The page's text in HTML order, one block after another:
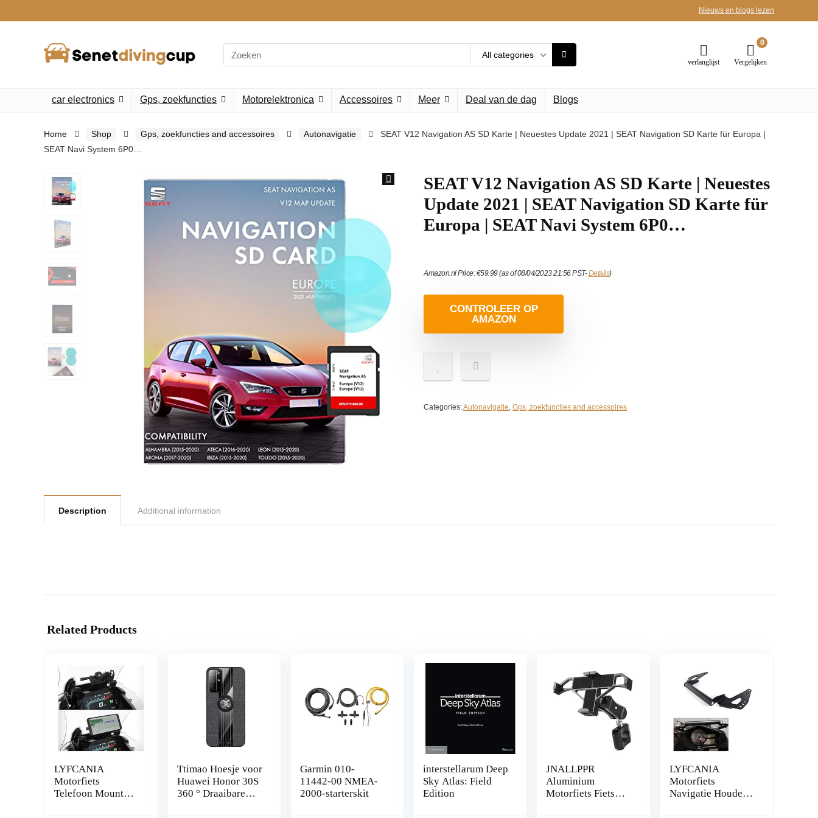
Nieuws en blogs lezen
Search
for:
All categories
verlanglijst
0
Vergelijken
car electronics Gps, zoekfuncties Motorelektronica Accessoires Meer Deal van de dag Blogs
Home Shop Gps, zoekfuncties and accessoires Autonavigatie
SEAT V12 Navigation AS SD Karte | Neuestes Update 2021 | SEAT Navigation SD Karte für Europa |
SEAT Navi System 6P0…
SEAT V12 Navigation AS SD Karte | Neuestes
Update 2021 | SEAT Navigation SD Karte für
Europa | SEAT Navi System 6P0…
Amazon.nl Price:€59.99(as of 08/04/2023 21:56 PST-Details)
CONTROLEER OP
AMAZON
Categories:Autonavigatie, Gps, zoekfuncties and accessoires
Description Additional information
Related Products
LYFCANIA
Motorfiets
Telefoon Mount
Ttimao Hoesje voor
Huawei Honor 30S
360 ° Draaibare
Garmin 010-
11442-00 NMEA-
2000-starterskit
interstellarum Deep
Sky Atlas: Field
Edition
JNALLPPR
Aluminium
Motorfiets Fiets
LYFCANIA
Motorfiets
Navigatie Houder